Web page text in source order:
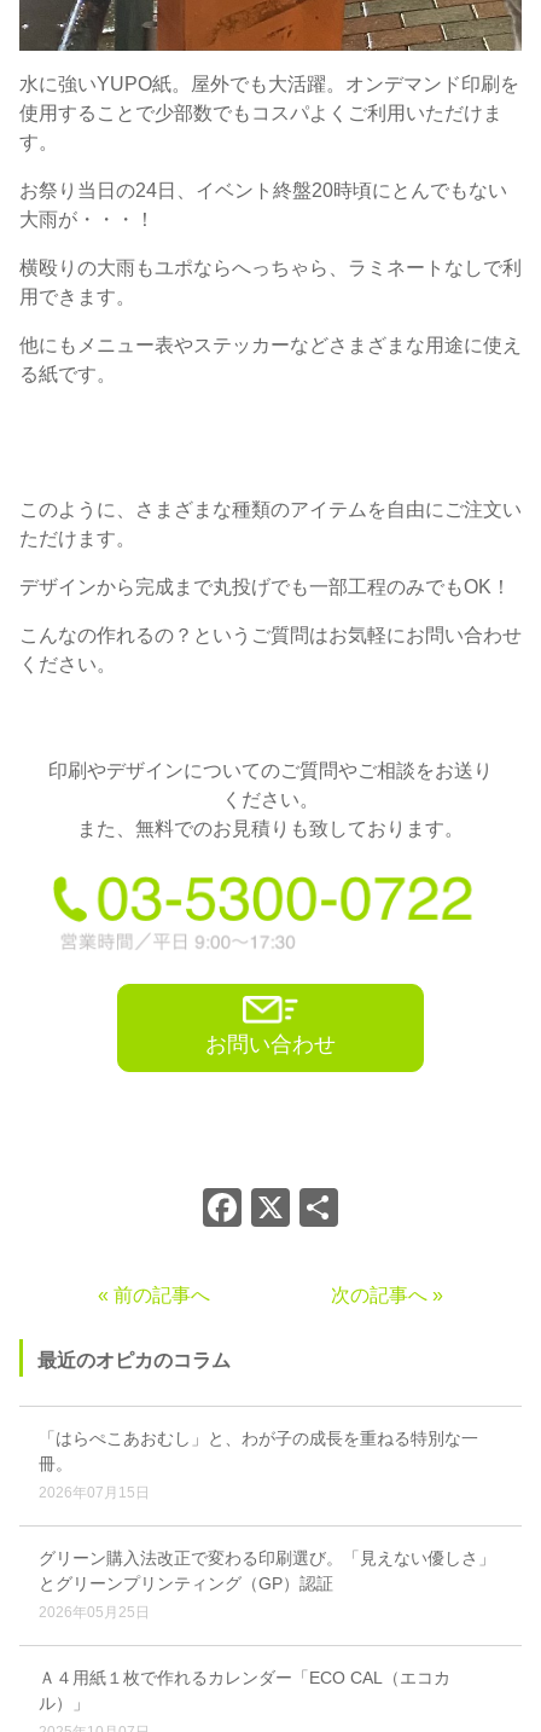
水に強いYUPO紙。屋外でも大活躍。オンデマンド印刷を
使用することで少部数でもコスパよくご利用いただけま
す。
お祭り当日の24日、イベント終盤20時頃にとんでもない
大雨が・・・！
横殴りの大雨もユポならへっちゃら、ラミネートなしで利
用できます。
他にもメニュー表やステッカーなどさまざまな用途に使え
る紙です。
このように、さまざまな種類のアイテムを自由にご注文い
ただけます。
デザインから完成まで丸投げでも一部工程のみでもOK！
こんなの作れるの？というご質問はお気軽にお問い合わせ
ください。
印刷やデザインについてのご質問やご相談をお送り
ください。
また、無料でのお見積りも致しております。
お問い合わせ
Facebook
X
« 前の記事へ 次の記事へ »
最近のオピカのコラム
「はらぺこあおむし」と、わが子の成長を重ねる特別な一
冊。
2026年07月15日
グリーン購入法改正で変わる印刷選び。「見えない優しさ」
とグリーンプリンティング（GP）認証
2026年05月25日
Ａ４用紙１枚で作れるカレンダー「ECO CAL（エコカ
ル）」